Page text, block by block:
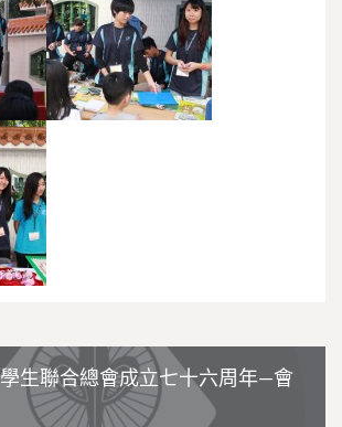
生聯合總會成立七十六周年—會